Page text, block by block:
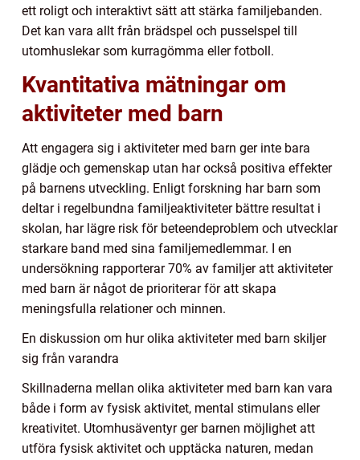
ett roligt och interaktivt sätt att stärka familjebanden.
Det kan vara allt från brädspel och pusselspel till
utomhuslekar som kurragömma eller fotboll.
Kvantitativa mätningar om
aktiviteter med barn
Att engagera sig i aktiviteter med barn ger inte bara
glädje och gemenskap utan har också positiva effekter
på barnens utveckling. Enligt forskning har barn som
deltar i regelbundna familjeaktiviteter bättre resultat i
skolan, har lägre risk för beteendeproblem och utvecklar
starkare band med sina familjemedlemmar. I en
undersökning rapporterar 70% av familjer att aktiviteter
med barn är något de prioriterar för att skapa
meningsfulla relationer och minnen.
En diskussion om hur olika aktiviteter med barn skiljer
sig från varandra
Skillnaderna mellan olika aktiviteter med barn kan vara
både i form av fysisk aktivitet, mental stimulans eller
kreativitet. Utomhusäventyr ger barnen möjlighet att
utföra fysisk aktivitet och upptäcka naturen, medan